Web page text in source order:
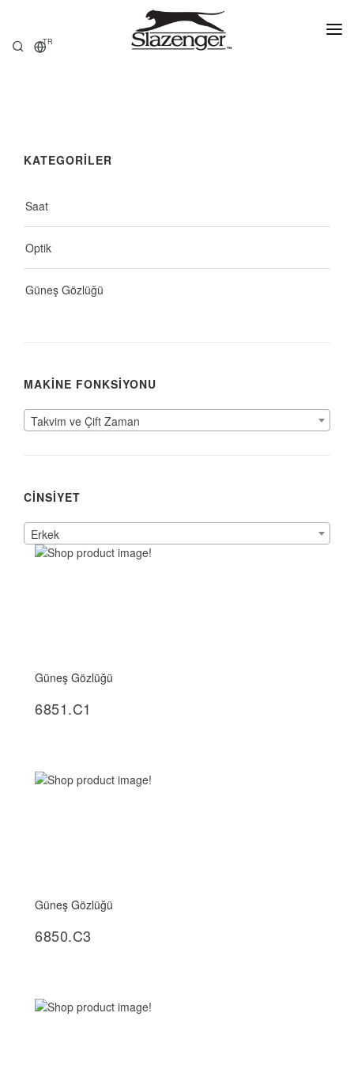
TR
HAKKIMIZDA
SATIŞ NOKTALARI
KATEGORİLER
Saat
Optik
Güneş Gözlüğü
MAKİNE FONKSİYONU
Takvim ve Çift Zaman
CİNSİYET
Erkek
Güneş Gözlüğü
6851.C1
Güneş Gözlüğü
6850.C3